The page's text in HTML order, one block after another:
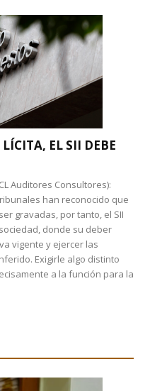
EL SII DEBE
Auditores Consultores):
han reconocido que
gravadas, por tanto, el SII
donde su deber
vigente y ejercer las
Exigirle algo distinto
a la función para la